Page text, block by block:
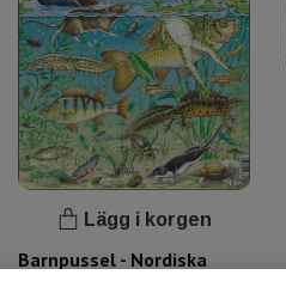
Lägg i korgen
Barnpussel - Nordiska